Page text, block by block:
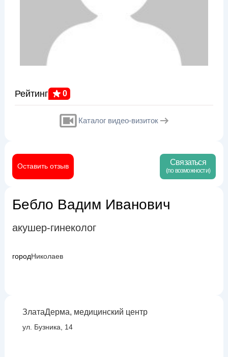
Рейтинг 0
Каталог видео-визиток
Оставить отзыв Связаться
(по возможности)
Бебло Вадим Иванович
акушер-гинеколог
городНиколаев
ЗлатаДерма, медицинский центр
ул. Бузника, 14